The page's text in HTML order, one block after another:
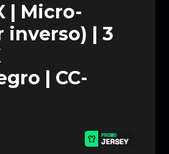
| Micro-
inverso) | 3
| CC-